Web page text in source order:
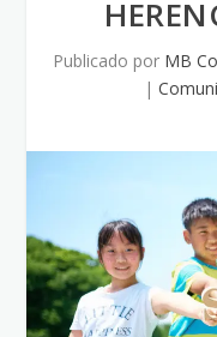
Publicado por MB
|